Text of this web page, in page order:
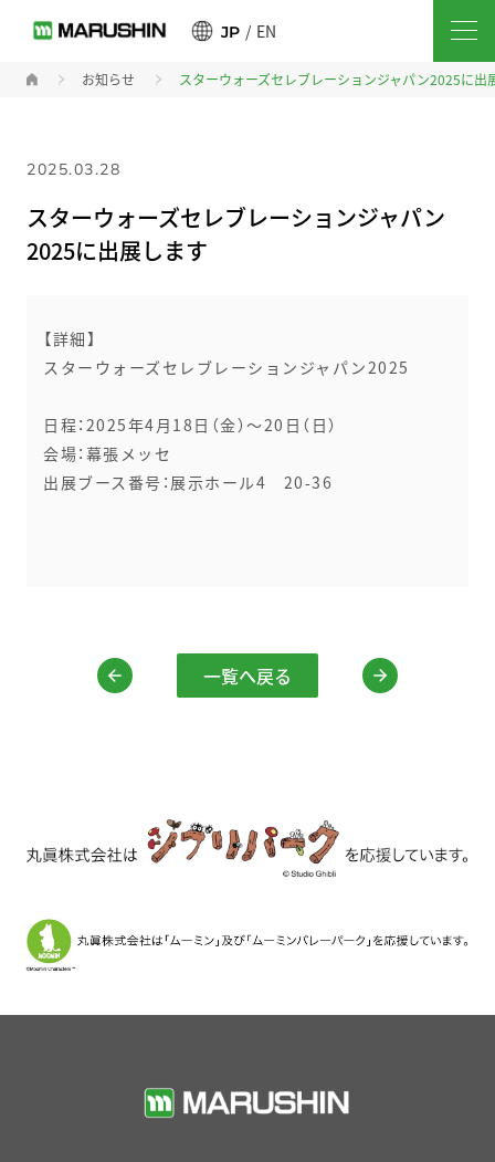
EN
JP
お知らせ スターウォーズセレブレーションジャパン2025に出
2025.03.28
スターウォーズセレブレーションジャパン
2025に出展します
【詳細】
スターウォーズセレブレーションジャパン2025
日程：2025年4月18日（金）～20日（日）
会場：幕張メッセ
出展ブース番号：展示ホール4 20-36
一覧へ戻る